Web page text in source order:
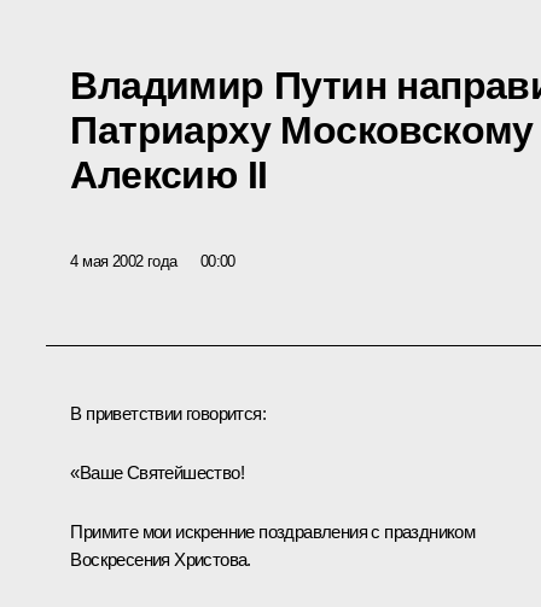
Владимир Путин
Патриарху
Алексию II
4 мая 2002 года 00:00
В приветствии говорится:
«Ваше Святейшество!
Примите мои искренние поздравления с праздником
Воскресения Христова.